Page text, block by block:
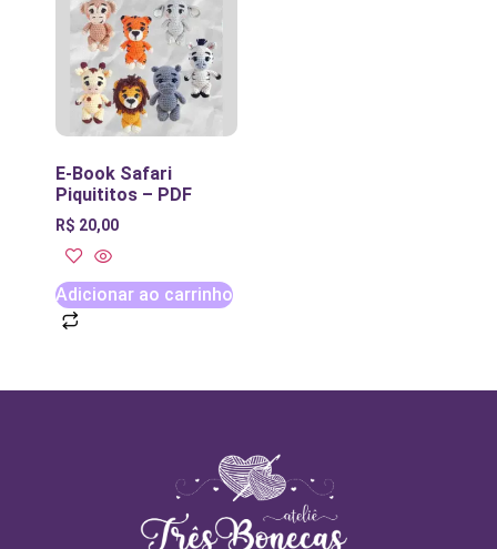
E-Book Safari
Piquititos – PDF
R$ 20,00
Adicionar ao carrinho